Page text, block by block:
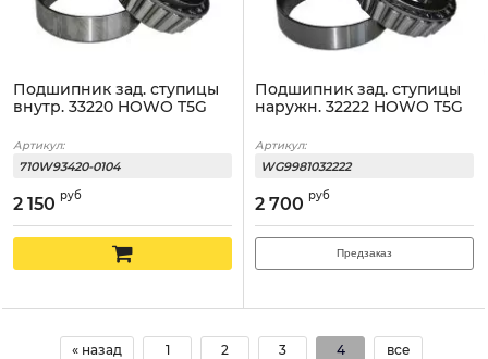
Подшипник зад. ступицы
внутр. 33220 HOWO T5G
Артикул:
710W93420-0104
2 150 руб
Подшипник зад. ступицы
наружн. 32222 HOWO T5G
Артикул:
WG9981032222
2 700 руб
Предзаказ
« назад 1 2 3 4 все